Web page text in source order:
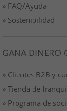
» FAQ/Ayuda
» Sostenibilidad
GANA DINERO
» Clientes B2B y
» Tienda de
» Programa de